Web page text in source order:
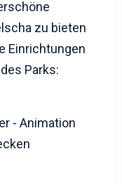
Parks:
- Animation